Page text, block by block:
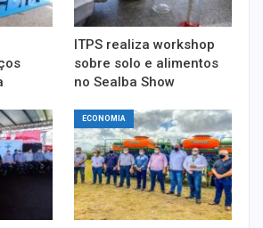
ITPS realiza workshop
sobre solo e alimentos
no Sealba Show
ECONOMIA